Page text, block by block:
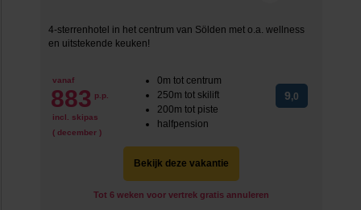
4-sterrenhotel in het centrum van Sölden met o.a. wellness
en uitstekende keuken!
vanaf
883 p.p.
incl. skipas
( december )
0m tot centrum
250m tot skilift
200m tot piste
halfpension
9,0
Bekijk deze vakantie
Tot 6 weken voor vertrek gratis annuleren